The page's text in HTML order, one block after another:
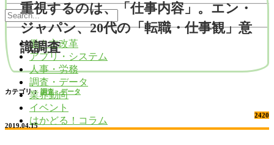
働き方改革
アプリ・システム
人事・労務
調査・データ
業界動向
イベント
はかどる！コラム
重視するのは、「仕事内容」。エン・
ジャパン、20代の「転職・仕事観」意
識調査
カテゴリ： 調査・データ
2420
2019.04.15